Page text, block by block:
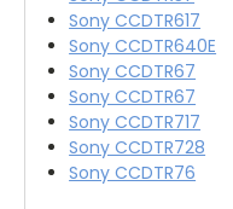
Sony CCDTR617
Sony CCDTR640E
Sony CCDTR67
Sony CCDTR67
Sony CCDTR717
Sony CCDTR728
Sony CCDTR76